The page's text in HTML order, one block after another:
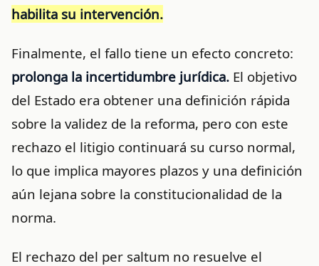
habilita su intervención.
Finalmente, el fallo tiene un efecto concreto:
prolonga la incertidumbre jurídica. El objetivo
del Estado era obtener una definición rápida
sobre la validez de la reforma, pero con este
rechazo el litigio continuará su curso normal,
lo que implica mayores plazos y una definición
aún lejana sobre la constitucionalidad de la
norma.
El rechazo del per saltum no resuelve el